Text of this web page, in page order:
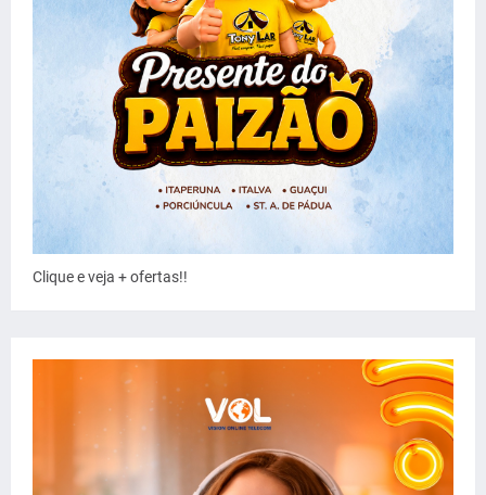
Clique e veja + ofertas!!